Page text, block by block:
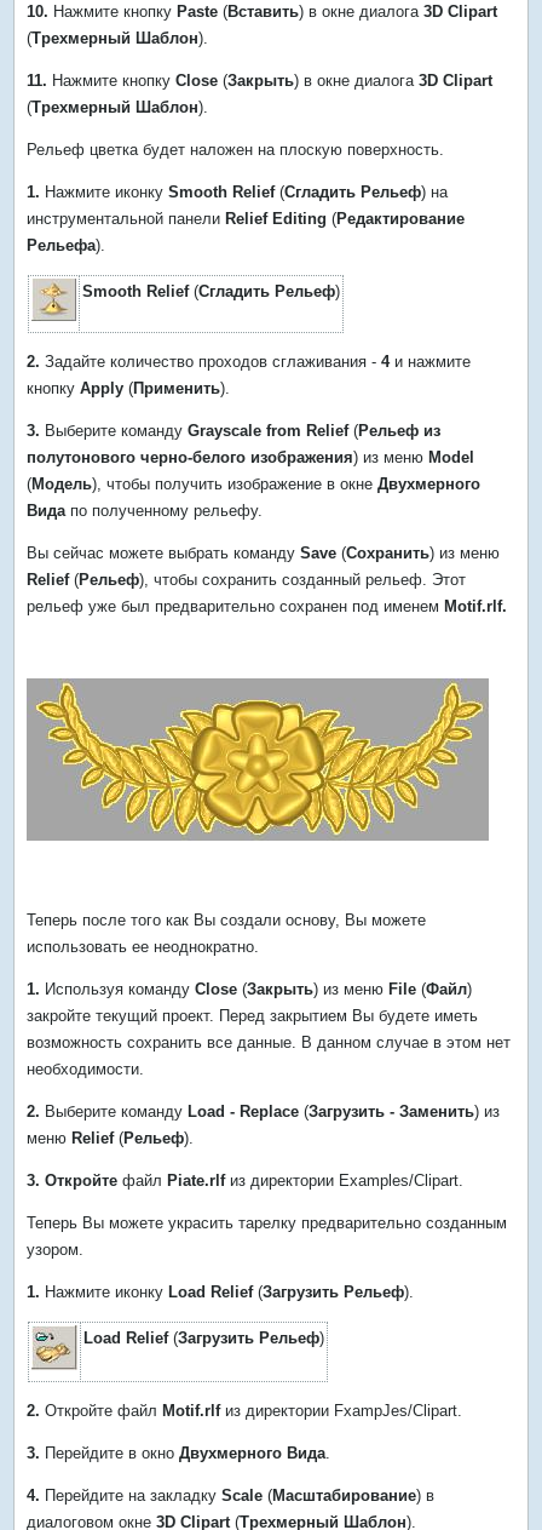
10. Нажмите кнопкуPaste (Вставить) в окне диалога3D Clipart
(Трехмерный Шаблон).
11. Нажмите кнопкуClose (Закрыть) в окне диалога3D Clipart
(Трехмерный Шаблон).
Рельеф цветка будет наложен на плоскую поверхность.
1. Нажмите иконкуSmooth Relief(Сгладить Рельеф) на
инструментальной панелиRelief Editing (Редактирование
Рельефа).
Smooth Relief(Сгладить Рельеф)
2. Задайте количество проходов сглаживания -4и нажмите
кнопкуApply (Применить).
3. Выберите командуGrayscale from Relief(Рельеф из
полутонового черно-белого изображения) из менюModel
(Модель), чтобы получить изображение в окнеДвухмерного
Вида по полученному рельефу.
Вы сейчас можете выбрать командуSave (Сохранить) из меню
Relief(Рельеф), чтобы сохранить созданный рельеф. Этот
рельеф уже был предварительно сохранен под именемMotif.rlf.
Теперь после того как Вы создали основу, Вы можете
использовать ее неоднократно.
1. Используя командуClose (Закрыть) из менюFile (Файл)
закройте текущий проект. Перед закрытием Вы будете иметь
возможность сохранить все данные. В данном случае в этом нет
необходимости.
2. Выберите командуLoad - Replace (Загрузить - Заменить) из
менюRelief(Рельеф).
3. ОткройтефайлPiate.rlf из директории Examples/Clipart.
Теперь Вы можете украсить тарелку предварительно созданным
узором.
1. Нажмите иконкуLoad Relief(Загрузить Рельеф).
Load Relief(Загрузить Рельеф)
2. Откройте файлMotif.rlf из директории FxampJes/Clipart.
3. Перейдите в окноДвухмерного Вида
4. Перейдите на закладкуScale (Масштабирование) в
диалоговом окне3D Clipart (Трехмерный Шаблон).